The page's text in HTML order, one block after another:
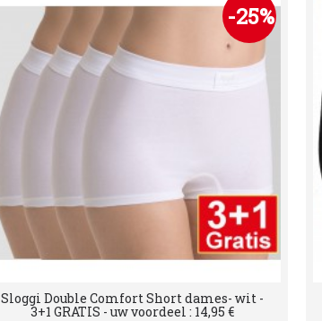
-25%
Sloggi Double Comfort Short dames- wit -
3+1 GRATIS - uw voordeel : 14,95 €